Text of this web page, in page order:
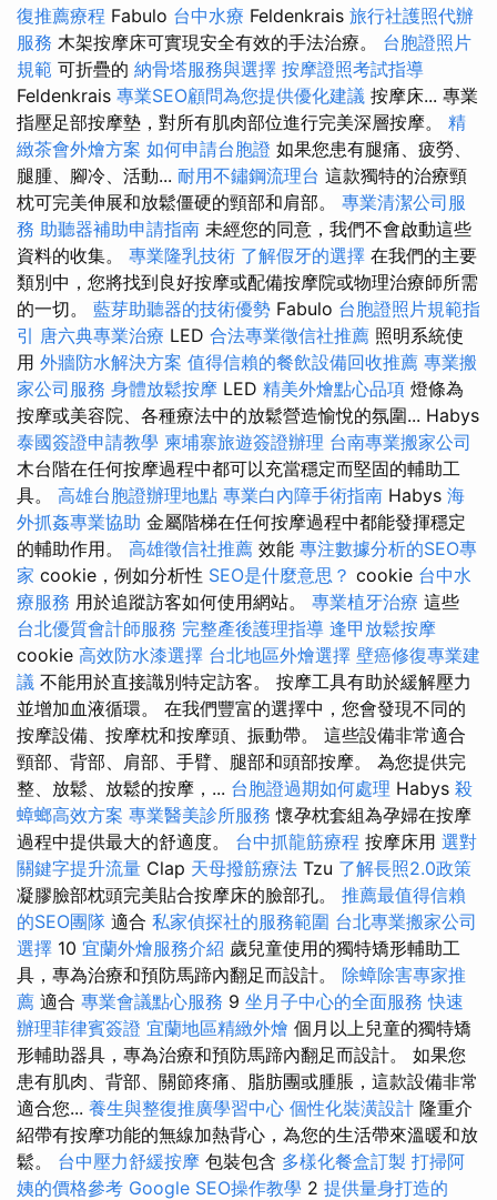
復推薦療程 Fabulo 台中水療 Feldenkrais 旅行社護照代辦
服務 木架按摩床可實現安全有效的手法治療。 台胞證照片
規範 可折疊的 納骨塔服務與選擇 按摩證照考試指導
Feldenkrais 專業SEO顧問為您提供優化建議 按摩床... 專業
指壓足部按摩墊，對所有肌肉部位進行完美深層按摩。 精
緻茶會外燴方案 如何申請台胞證 如果您患有腿痛、疲勞、
腿腫、腳冷、活動... 耐用不鏽鋼流理台 這款獨特的治療頸
枕可完美伸展和放鬆僵硬的頸部和肩部。 專業清潔公司服
務 助聽器補助申請指南 未經您的同意，我們不會啟動這些
資料的收集。 專業隆乳技術 了解假牙的選擇 在我們的主要
類別中，您將找到良好按摩或配備按摩院或物理治療師所需
的一切。 藍芽助聽器的技術優勢 Fabulo 台胞證照片規範指
引 唐六典專業治療 LED 合法專業徵信社推薦 照明系統使
用 外牆防水解決方案 值得信賴的餐飲設備回收推薦 專業搬
家公司服務 身體放鬆按摩 LED 精美外燴點心品項 燈條為
按摩或美容院、各種療法中的放鬆營造愉悅的氛圍... Habys
泰國簽證申請教學 柬埔寨旅遊簽證辦理 台南專業搬家公司
木台階在任何按摩過程中都可以充當穩定而堅固的輔助工
具。 高雄台胞證辦理地點 專業白內障手術指南 Habys 海
外抓姦專業協助 金屬階梯在任何按摩過程中都能發揮穩定
的輔助作用。 高雄徵信社推薦 效能 專注數據分析的SEO專
家 cookie，例如分析性 SEO是什麼意思？ cookie 台中水
療服務 用於追蹤訪客如何使用網站。 專業植牙治療 這些
台北優質會計師服務 完整產後護理指導 逢甲放鬆按摩
cookie 高效防水漆選擇 台北地區外燴選擇 壁癌修復專業建
議 不能用於直接識別特定訪客。 按摩工具有助於緩解壓力
並增加血液循環。 在我們豐富的選擇中，您會發現不同的
按摩設備、按摩枕和按摩頭、振動帶。 這些設備非常適合
頸部、背部、肩部、手臂、腿部和頭部按摩。 為您提供完
整、放鬆、放鬆的按摩，... 台胞證過期如何處理 Habys 殺
蟑螂高效方案 專業醫美診所服務 懷孕枕套組為孕婦在按摩
過程中提供最大的舒適度。 台中抓龍筋療程 按摩床用 選對
關鍵字提升流量 Clap 天母撥筋療法 Tzu 了解長照2.0政策
凝膠臉部枕頭完美貼合按摩床的臉部孔。 推薦最值得信賴
的SEO團隊 適合 私家偵探社的服務範圍 台北專業搬家公司
選擇 10 宜蘭外燴服務介紹 歲兒童使用的獨特矯形輔助工
具，專為治療和預防馬蹄內翻足而設計。 除蟑除害專家推
薦 適合 專業會議點心服務 9 坐月子中心的全面服務 快速
辦理菲律賓簽證 宜蘭地區精緻外燴 個月以上兒童的獨特矯
形輔助器具，專為治療和預防馬蹄內翻足而設計。 如果您
患有肌肉、背部、關節疼痛、脂肪團或腫脹，這款設備非常
適合您... 養生與整復推廣學習中心 個性化裝潢設計 隆重介
紹帶有按摩功能的無線加熱背心，為您的生活帶來溫暖和放
鬆。 台中壓力舒緩按摩 包裝包含 多樣化餐盒訂製 打掃阿
姨的價格參考 Google SEO操作教學 2 提供量身打造的